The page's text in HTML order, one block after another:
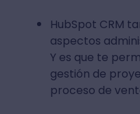
HubSpot CRM
aspectos
Y es que te
gestión de
proceso de